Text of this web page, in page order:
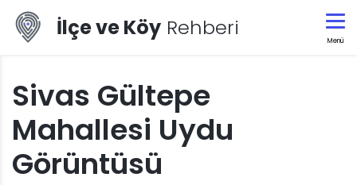
İlçe ve Köy Rehberi
Menü
Sivas Gültepe
Mahallesi Uydu
Görüntüsü